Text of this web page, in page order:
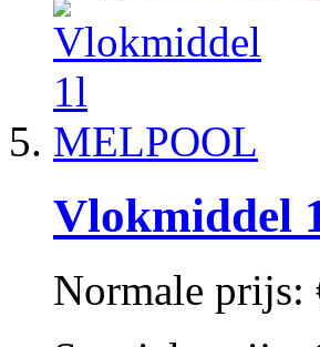
Vlokmiddel
Normale prijs: